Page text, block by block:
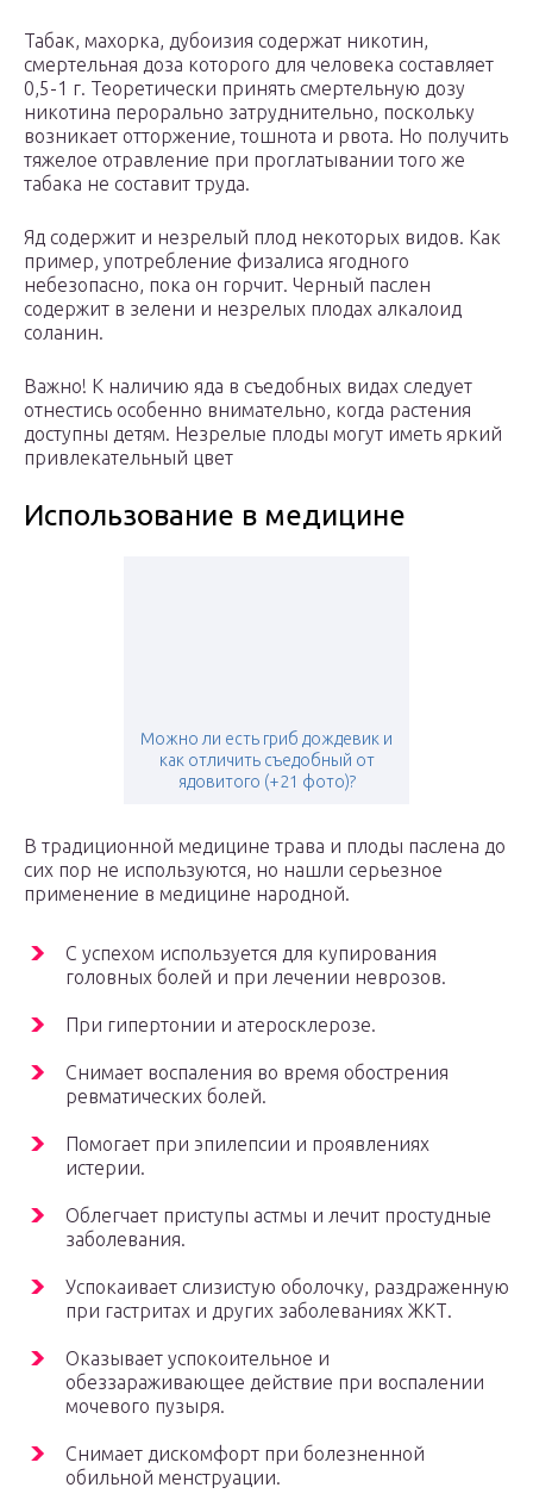
Табак, махорка, дубоизия содержат никотин,
смертельная доза которого для человека составляет
0,5-1 г. Теоретически принять смертельную дозу
никотина перорально затруднительно, поскольку
возникает отторжение, тошнота и рвота. Но получить
тяжелое отравление при проглатывании того же
табака не составит труда.
Яд содержит и незрелый плод некоторых видов. Как
пример, употребление физалиса ягодного
небезопасно, пока он горчит. Черный паслен
содержит в зелени и незрелых плодах алкалоид
соланин.
Важно! К наличию яда в съедобных видах следует
отнестись особенно внимательно, когда растения
доступны детям. Незрелые плоды могут иметь яркий
привлекательный цвет
Использование в медицине
Можно ли есть гриб дождевик и
как отличить съедобный от
ядовитого (+21 фото)?
В традиционной медицине трава и плоды паслена до
сих пор не используются, но нашли серьезное
применение в медицине народной.
С успехом используется для купирования
головных болей и при лечении неврозов.
При гипертонии и атеросклерозе.
Снимает воспаления во время обострения
ревматических болей.
Помогает при эпилепсии и проявлениях
истерии.
Облегчает приступы астмы и лечит простудные
заболевания.
Успокаивает слизистую оболочку, раздраженную
при гастритах и других заболеваниях ЖКТ.
Оказывает успокоительное и
обеззараживающее действие при воспалении
мочевого пузыря.
Снимает дискомфорт при болезненной
обильной менструации.